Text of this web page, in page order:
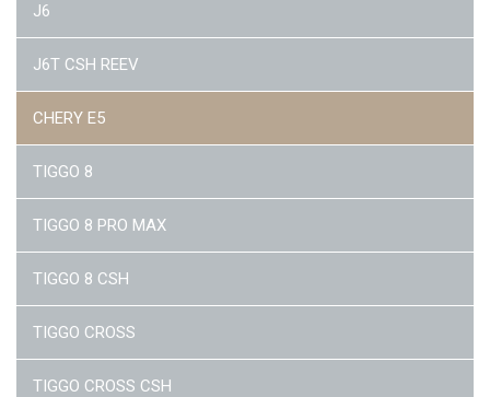
J6
J6T CSH REEV
CHERY E5
TIGGO 8
TIGGO 8 PRO MAX
TIGGO 8 CSH
TIGGO CROSS
TIGGO CROSS CSH